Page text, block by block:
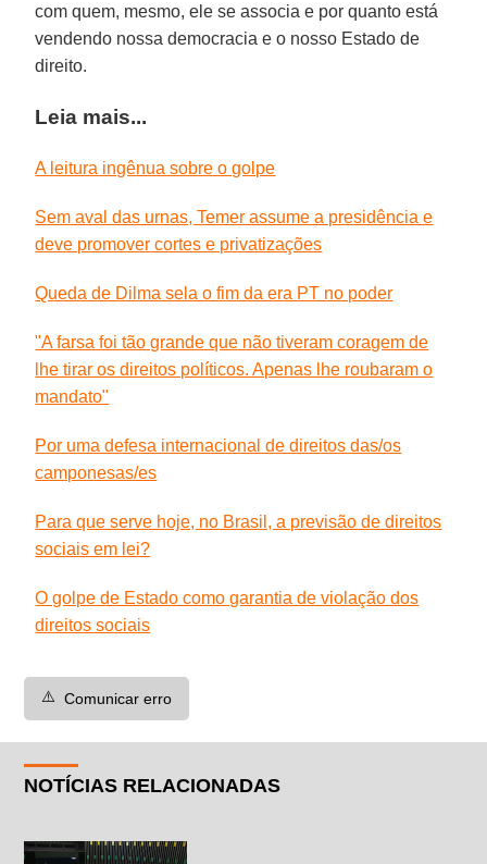
com quem, mesmo, ele se associa e por quanto está
vendendo nossa democracia e o nosso Estado de
direito.
Leia mais...
A leitura ingênua sobre o golpe
Sem aval das urnas, Temer assume a presidência e
deve promover cortes e privatizações
Queda de Dilma sela o fim da era PT no poder
"A farsa foi tão grande que não tiveram coragem de
lhe tirar os direitos políticos. Apenas lhe roubaram o
mandato"
Por uma defesa internacional de direitos das/os
camponesas/es
Para que serve hoje, no Brasil, a previsão de direitos
sociais em lei?
O golpe de Estado como garantia de violação dos
direitos sociais
⚠️ Comunicar erro
NOTÍCIAS RELACIONADAS